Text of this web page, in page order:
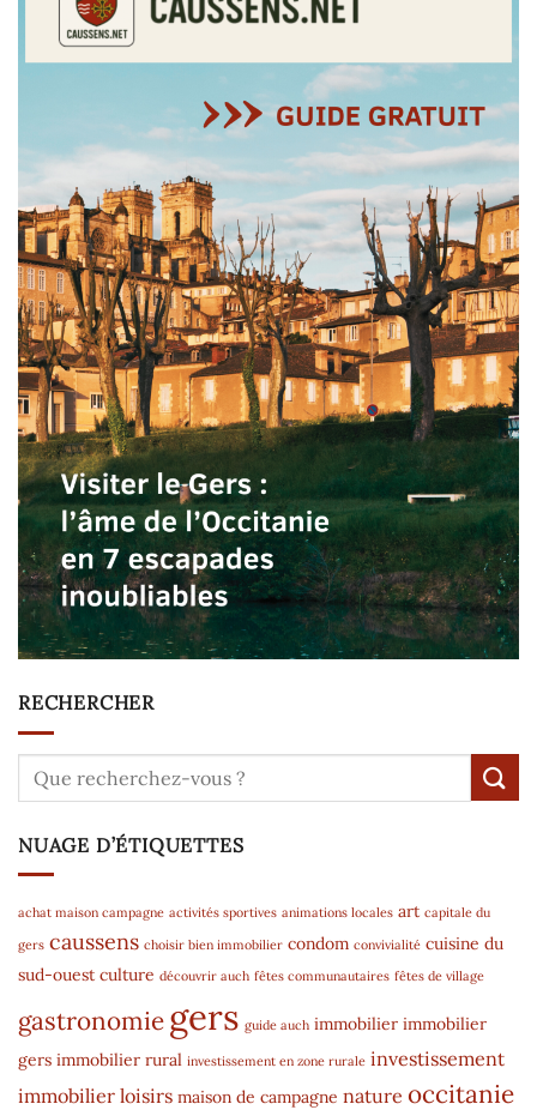
RECHERCHER
NUAGE D’ÉTIQUETTES
achat maison campagne activités sportives animations locales art capitale du
gers caussens choisir bien immobilier condom convivialité cuisine du
sud-ouest culture découvrir auch fêtes communautaires fêtes de village
gastronomiegers guide auch immobilier immobilier
gers immobilier rural investissement en zone rurale investissement
immobilier loisirs maison de campagne nature occitanie